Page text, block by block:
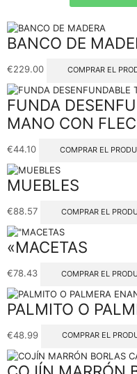
BANCO DE
€229.00 COMPRAR EL
FUNDA
MANO CON
€44.10 COMPRAR EL
MUEBLES
€88.57 COMPRAR EL
«MACETAS
€78.43 COMPRAR EL
PALMITO O
€48.99 COMPRAR EL